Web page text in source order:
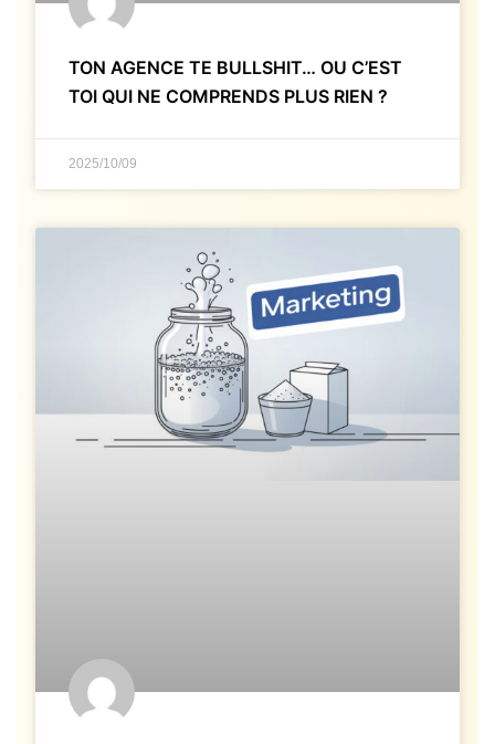
TON AGENCE TE BULLSHIT… OU C’EST
TOI QUI NE COMPRENDS PLUS RIEN ?
2025/10/09